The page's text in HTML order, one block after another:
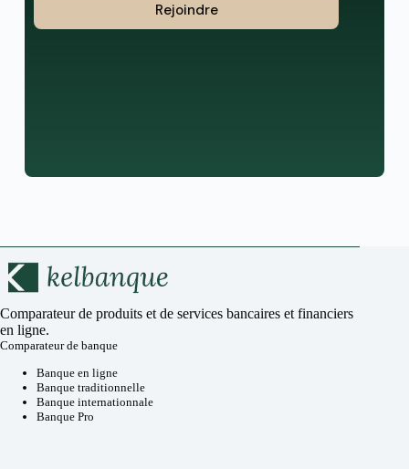
Rejoindre
Comparateur de produits et de services bancaires et financiers
en ligne.
Comparateur de banque
Banque en ligne
Banque traditionnelle
Banque internationnale
Banque Pro